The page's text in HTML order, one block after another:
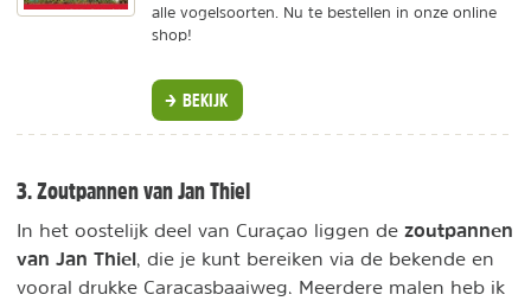
alle vogelsoorten. Nu te bestellen in onze online
shop!
BEKIJK
3. Zoutpannen van Jan Thiel
In het oostelijk deel van Curaçao liggen de zoutpannen
van Jan Thiel , die je kunt bereiken via de bekende en
vooral drukke Caracasbaaiweg. Meerdere malen heb ik